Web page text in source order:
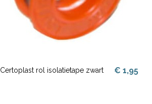
Certoplast rol isolatietape zwart € 1,95